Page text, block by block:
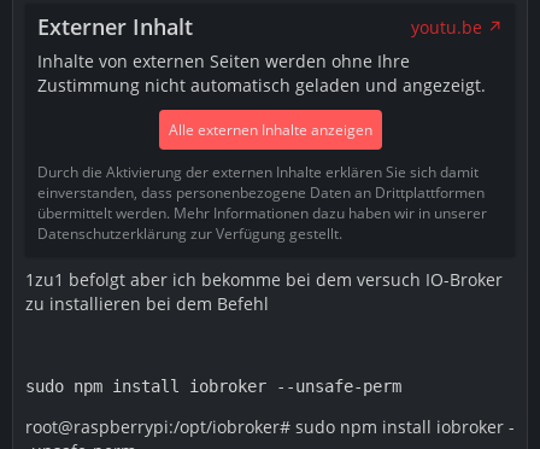
Externer Inhalt
youtu.be
Inhalte von externen Seiten werden ohne Ihre
Zustimmung nicht automatisch geladen und angezeigt.
Alle externen Inhalte anzeigen
Durch die Aktivierung der externen Inhalte erklären Sie sich damit
einverstanden, dass personenbezogene Daten an Drittplattformen
übermittelt werden. Mehr Informationen dazu haben wir in unserer
Datenschutzerklärung zur Verfügung gestellt.
1zu1 befolgt aber ich bekomme bei dem versuch IO-Broker
zu installieren bei dem Befehl
sudo npm install iobroker --unsafe-perm
root@raspberrypi:/opt/iobroker# sudo npm install iobroker -